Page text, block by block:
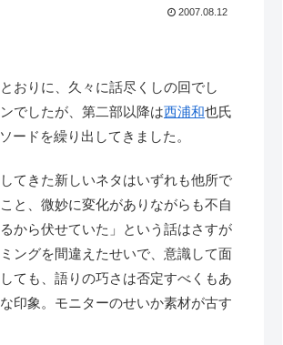
2007.08.12
おりに、久々に話尽くしの回でし
でしたが、第二部以降は西浦和也氏
ードを繰り出してきました。
てきた新しいネタはいずれも他所で
と、微妙に変化がありながらも不自
から伏せていた」という話はさすが
ングを間違えたせいで、意識して面
ても、語りの巧さは否定すべくもあ
印象。モニターのせいか素材が古す